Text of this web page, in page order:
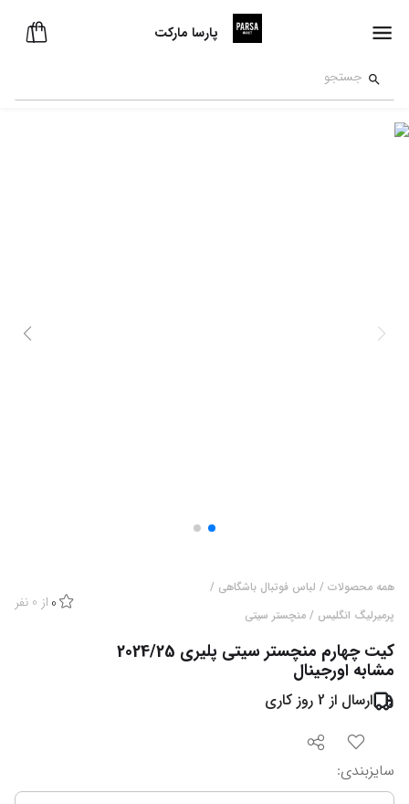
پارسا مارکت
همه محصولات / لباس فوتبال باشگاهی /
پرمیرلیگ انگلیس / منچستر سیتی
0 از 0 نفر
کیت چهارم منچستر سیتی پلیری 2024/25
مشابه اورجینال
ارسال از 2 روز کاری
سایزبندی: